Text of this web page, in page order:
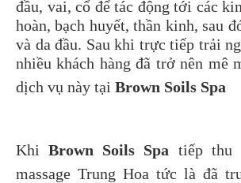
đầu, vai, cổ để tác động tới các
hoàn, bạch huyết, thần kinh, sau
và da đầu. Sau khi trực tiếp trải
nhiều khách hàng đã trở nên mê
dịch vụ này tại Brown Soils Spa
KhiBrown Soils Spa tiếp thu
massage Trung Hoa tức là đã